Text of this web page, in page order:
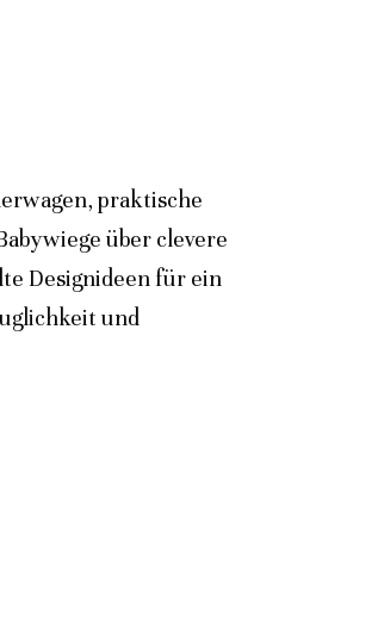
praktische
über clevere
Designideen für ein
und